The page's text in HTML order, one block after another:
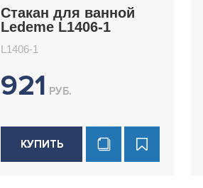
Стакан для ванной
Ledeme L1406-1
L1406-1
921 РУБ.
КУПИТЬ